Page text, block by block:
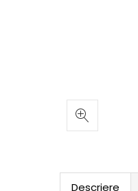
Descriere